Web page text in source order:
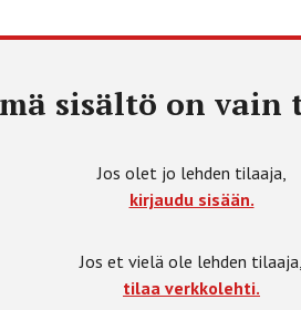
sisältö on
Jos olet jo lehden tilaaja,
kirjaudu sisään.
Jos et vielä ole lehden tilaaja,
tilaa verkkolehti.